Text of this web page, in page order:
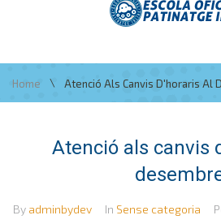
Home \ Atenció Als Canvis D'horaris Al
Atenció als canvis
By adminbydev In Sense categoria